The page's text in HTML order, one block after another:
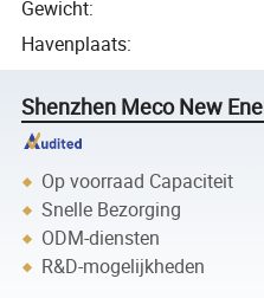
Gewicht:
Havenplaats:
Shenzhen Meco New
Op voorraad Capaciteit
Snelle Bezorging
ODM-diensten
R&D-mogelijkheden